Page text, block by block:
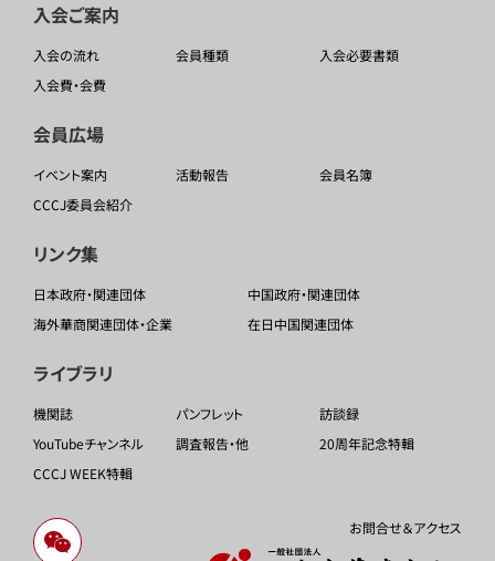
入会ご案内
入会の流れ 会員種類
入会必要書類
入会費・会費
会員広場
イベント案内 活動報告
会員名簿
CCCJ委員会紹介
リンク集
日本政府・関連団体
中国政府・関連団体
海外華商関連団体・企業
在日中国関連団体
ライブラリ
機関誌 パンフレット
訪談録
YouTubeチャンネル
調査報告・他
20周年記念特輯
CCCJ WEEK特輯
お問合せ＆アクセス